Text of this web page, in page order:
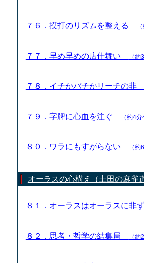
７６．摸打のリズムを整える
７７．早め早めの店仕舞い （約
７８．イチかバチかリーチの非
７９．字牌に心血を注ぐ （約4分
８０．ワラにもすがらない （約
オーラスの心構え（土田の麻雀道
８１．オーラスはオーラスに非
８２．思考・哲学の結集局 （約